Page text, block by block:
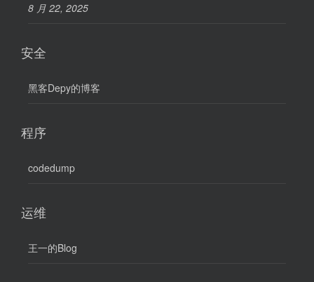
8 月 22, 2025
安全
黑客Depy的博客
程序
codedump
运维
王一的Blog